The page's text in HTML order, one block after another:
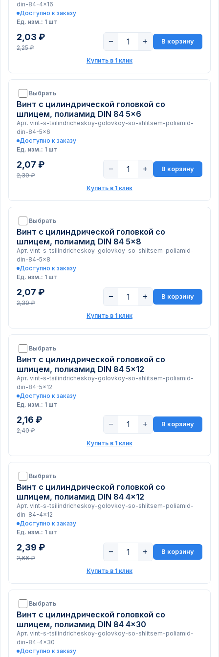
din-84-4x16
Доступно к заказу
Ед. изм.: 1 шт
2,03 ₽
2,25 ₽
− + В корзину
Купить в 1 клик
Выбрать
Винт с цилиндрической головкой со
шлицем, полиамид DIN 84 5x6
Арт. vint-s-tsilindricheskoy-golovkoy-so-shlitsem-poliamid-
din-84-5x6
Доступно к заказу
Ед. изм.: 1 шт
2,07 ₽
2,30 ₽
− + В корзину
Купить в 1 клик
Выбрать
Винт с цилиндрической головкой со
шлицем, полиамид DIN 84 5x8
Арт. vint-s-tsilindricheskoy-golovkoy-so-shlitsem-poliamid-
din-84-5x8
Доступно к заказу
Ед. изм.: 1 шт
2,07 ₽
2,30 ₽
− + В корзину
Купить в 1 клик
Выбрать
Винт с цилиндрической головкой со
шлицем, полиамид DIN 84 5x12
Арт. vint-s-tsilindricheskoy-golovkoy-so-shlitsem-poliamid-
din-84-5x12
Доступно к заказу
Ед. изм.: 1 шт
2,16 ₽
2,40 ₽
− + В корзину
Купить в 1 клик
Выбрать
Винт с цилиндрической головкой со
шлицем, полиамид DIN 84 4x12
Арт. vint-s-tsilindricheskoy-golovkoy-so-shlitsem-poliamid-
din-84-4x12
Доступно к заказу
Ед. изм.: 1 шт
2,39 ₽
2,66 ₽
− + В корзину
Купить в 1 клик
Выбрать
Винт с цилиндрической головкой со
шлицем, полиамид DIN 84 4x30
Арт. vint-s-tsilindricheskoy-golovkoy-so-shlitsem-poliamid-
din-84-4x30
Доступно к заказу